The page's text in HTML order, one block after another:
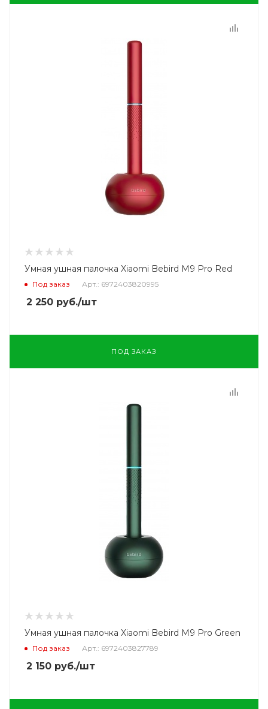
Умная ушная палочка Xiaomi Bebird M9 Pro Red
Под заказ Арт.: 6972403820995
2 250 руб./шт
ПОД ЗАКАЗ
Умная ушная палочка Xiaomi Bebird M9 Pro Green
Под заказ Арт.: 6972403827789
2 150 руб./шт